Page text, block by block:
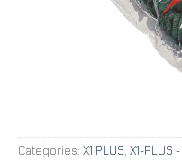
Categories: X1 PLUS, X1-PLUS